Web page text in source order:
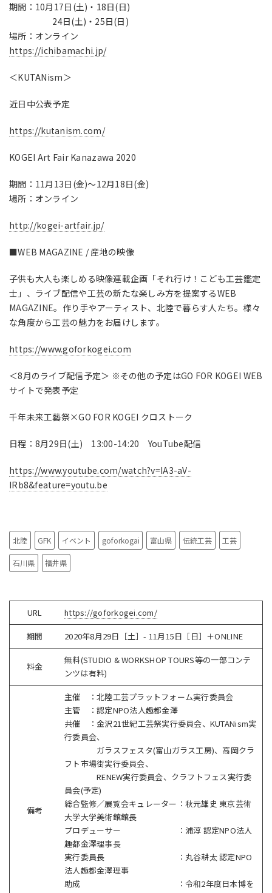
期間：10月17日(土)・18日(日)
24日(土)・25日(日)
場所：オンライン
https://ichibamachi.jp/
＜KUTANism＞
近日中公表予定
https://kutanism.com/
KOGEI Art Fair Kanazawa 2020
期間：11月13日(金)～12月18日(金)
場所：オンライン
http://kogei-artfair.jp/
■WEB MAGAZINE / 産地の映像
子供も大人も楽しめる映像連載企画「それ行け！こども工芸鑑定
士」、ライブ配信や工芸の新たな楽しみ方を提案するWEB
MAGAZINE。作り手やアーティスト、北陸で暮らす人たち。様々
な角度から工芸の魅力をお届けします。
https://www.goforkogei.com
＜8月のライブ配信予定＞ ※その他の予定はGO FOR KOGEI WEB
サイトで発表予定
千年未来工藝祭×GO FOR KOGEI クロストーク
日程：8月29日(土) 13:00-14:20 YouTube配信
https://www.youtube.com/watch?v=IA3-aV-
IRb8&feature=youtu.be
北陸 GFK イベント goforkogai 富山県 伝統工芸 工芸
石川県 福井県
URL https://goforkogei.com/
期間 2020年8月29日［土］- 11月15日［日］＋ONLINE
料金
無料(STUDIO & WORKSHOP TOURS等の一部コンテ
ンツは有料)
備考
主催 ：北陸工芸プラットフォーム実行委員会
主管 ：認定NPO法人趣都金澤
共催 ：金沢21世紀工芸祭実行委員会、KUTANism実
行委員会、
ガラスフェスタ(富山ガラス工房)、高岡クラ
フト市場街実行委員会、
RENEW実行委員会、クラフトフェス実行委
員会(予定)
総合監修／展覧会キュレーター：秋元雄史 東京芸術
大学大学美術館館長
プロデューサー ：浦淳 認定NPO法人
趣都金澤理事長
実行委員長 ：丸谷耕太 認定NPO
法人趣都金澤理事
助成 ：令和2年度日本博を